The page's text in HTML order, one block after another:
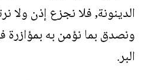
الدينونة, فلا نجزع إذن ولا
ونصدق بما نؤمن به
البر.